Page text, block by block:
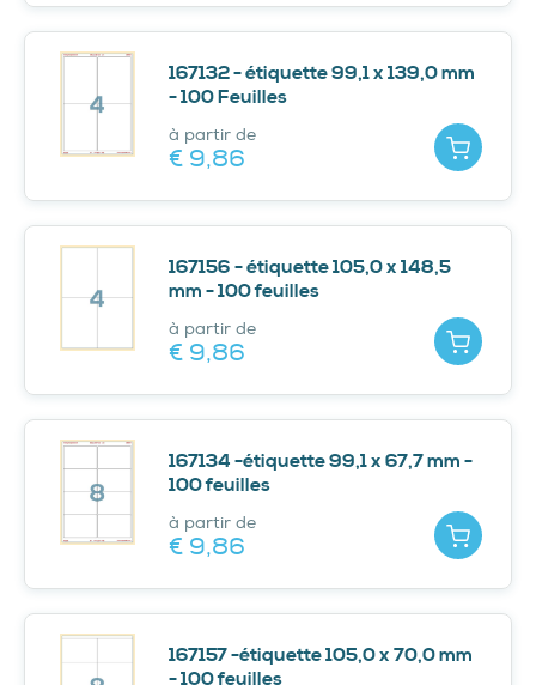
167132 - étiquette 99,1 x 139,0 mm
- 100 Feuilles
à partir de
€ 9,86
167156 - étiquette 105,0 x 148,5
mm - 100 feuilles
à partir de
€ 9,86
167134 -étiquette 99,1 x 67,7 mm -
100 feuilles
à partir de
€ 9,86
167157 -étiquette 105,0 x 70,0 mm
- 100 feuilles